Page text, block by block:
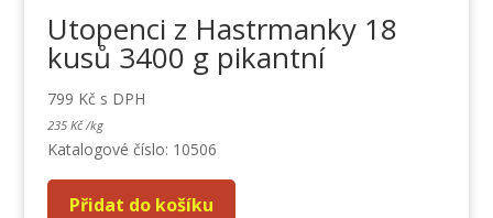
Utopenci z Hastrmanky 18
kusů 3400 g pikantní
799 Kč s DPH
235 Kč /kg
Katalogové číslo: 10506
Přidat do košíku